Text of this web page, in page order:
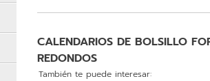
CALENDARIOS DE BOLSILLO
REDONDOS
También te puede interesar: